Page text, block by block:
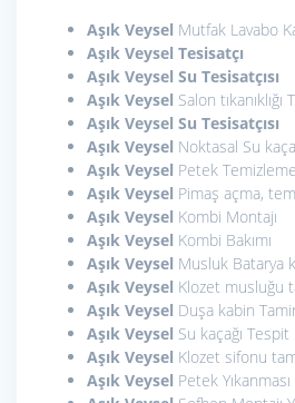
Aşık Veysel Mutfak Lavabo
Aşık Veysel Tesisatçı
Aşık Veysel Su Tesisatçısı
Aşık Veysel Salon
Aşık Veysel Su Tesisatçısı
Aşık Veysel Noktasal Su
Aşık Veysel Petek Temizleme
Aşık Veysel Pimaş açma,
Aşık Veysel Kombi Montajı
Aşık Veysel Kombi Bakımı
Aşık Veysel Musluk Batarya
Aşık Veysel Klozet musluğu
Aşık Veysel Duşa kabin
Aşık Veysel Su kaçağı Tespit
Aşık Veysel Klozet sifonu
Aşık Veysel Petek Yıkanması